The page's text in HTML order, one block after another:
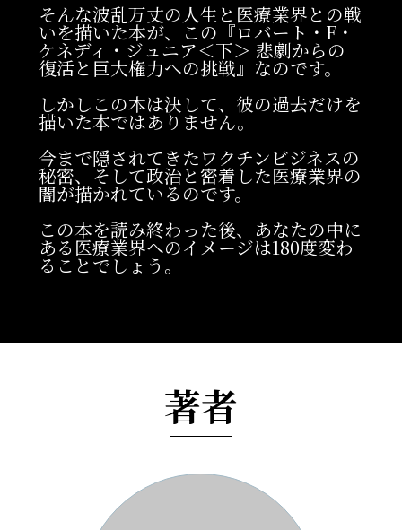
そんな波乱万丈の人生と医療業界との戦
いを描いた本が、この『ロバート・F・
ケネディ・ジュニア＜下＞ 悲劇からの
復活と巨大権力への挑戦』なのです。
しかしこの本は決して、彼の過去だけを
描いた本ではありません。
今まで隠されてきたワクチンビジネスの
秘密、そして政治と密着した医療業界の
闇が描かれているのです。
この本を読み終わった後、あなたの中に
ある医療業界へのイメージは180度変わ
ることでしょう。
著者